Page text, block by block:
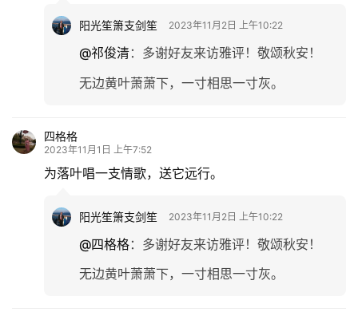
阳光笙箫支剑笙 2023年11月2日 上午10:22
@祁俊清： 多谢好友来访雅评！敬颂秋安！
无边黄叶萧萧下，一寸相思一寸灰。
四格格
2023年11月1日 上午7:52
为落叶唱一支情歌，送它远行。
阳光笙箫支剑笙 2023年11月2日 上午10:22
@四格格： 多谢好友来访雅评！敬颂秋安！
无边黄叶萧萧下，一寸相思一寸灰。